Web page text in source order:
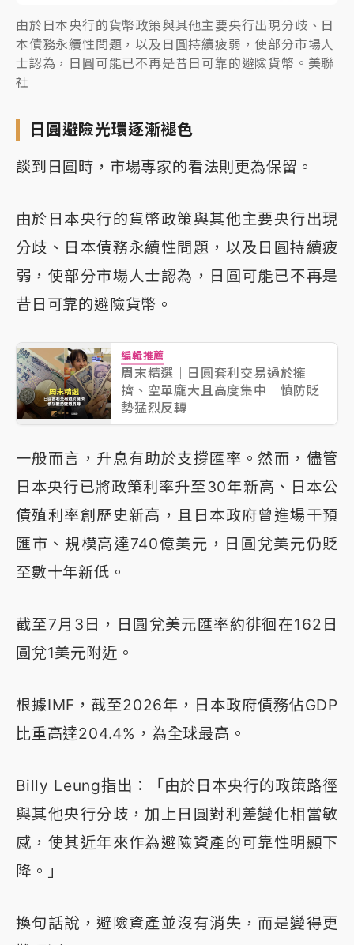
由於日本央行的貨幣政策與其他主要央行出現分歧、日
本債務永續性問題，以及日圓持續疲弱，使部分市場人
士認為，日圓可能已不再是昔日可靠的避險貨幣。美聯
社
日圓避險光環逐漸褪色
談到日圓時，市場專家的看法則更為保留。
由於日本央行的貨幣政策與其他主要央行出現
分歧、日本債務永續性問題，以及日圓持續疲
弱，使部分市場人士認為，日圓可能已不再是
昔日可靠的避險貨幣。
編輯推薦
周末精選｜日圓套利交易過於擁
擠、空單龐大且高度集中 慎防貶
勢猛烈反轉
一般而言，升息有助於支撐匯率。然而，儘管
日本央行已將政策利率升至30年新高、日本公
債殖利率創歷史新高，且日本政府曾進場干預
匯市、規模高達740億美元，日圓兌美元仍貶
至數十年新低。
截至7月3日，日圓兌美元匯率約徘徊在162日
圓兌1美元附近。
根據IMF，截至2026年，日本政府債務佔GDP
比重高達204.4%，為全球最高。
Billy Leung指出：「由於日本央行的政策路徑
與其他央行分歧，加上日圓對利差變化相當敏
感，使其近年來作為避險資產的可靠性明顯下
降。」
換句話說，避險資產並沒有消失，而是變得更